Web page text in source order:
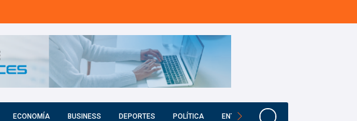
ECONOMÍA BUSINESS DEPORTES POLÍTICA ENTRETENIMIENTO